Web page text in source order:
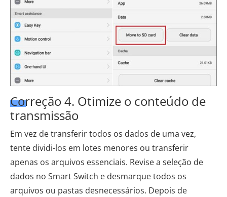
Correção 4. Otimize o conteúdo de
transmissão
Em vez de transferir todos os dados de uma vez,
tente dividi-los em lotes menores ou transferir
apenas os arquivos essenciais. Revise a seleção de
dados no Smart Switch e desmarque todos os
arquivos ou pastas desnecessários. Depois de